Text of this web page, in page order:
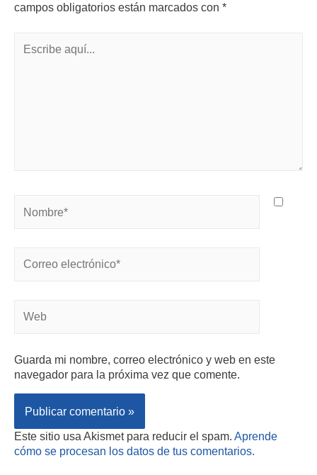
campos obligatorios están marcados con *
Guarda mi nombre, correo electrónico y web en este
navegador para la próxima vez que comente.
Este sitio usa Akismet para reducir el spam. Aprende
cómo se procesan los datos de tus comentarios.